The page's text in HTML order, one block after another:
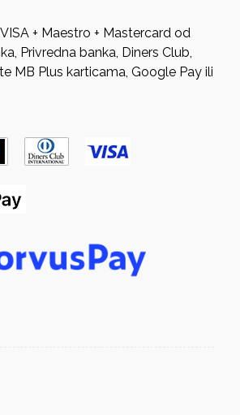
+ Maestro + Mastercard od
Privredna banka, Diners Club,
MB Plus karticama, Google Pay ili